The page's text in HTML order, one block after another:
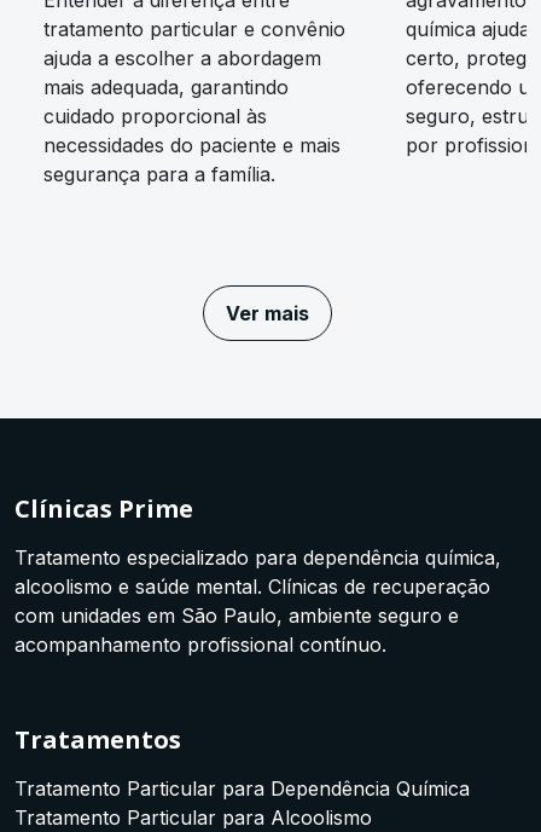
tratamento particular e convênio
ajuda a escolher a abordagem
mais adequada, garantindo
cuidado proporcional às
necessidades do paciente e mais
segurança para a família.
química ajuda
certo,
oferecendo
seguro,
por
Ver mais
Clínicas Prime
Tratamento especializado para dependência química,
alcoolismo e saúde mental. Clínicas de recuperação
com unidades em São Paulo, ambiente seguro e
acompanhamento profissional contínuo.
Tratamentos
Tratamento Particular para Dependência Química
Tratamento Particular para Alcoolismo